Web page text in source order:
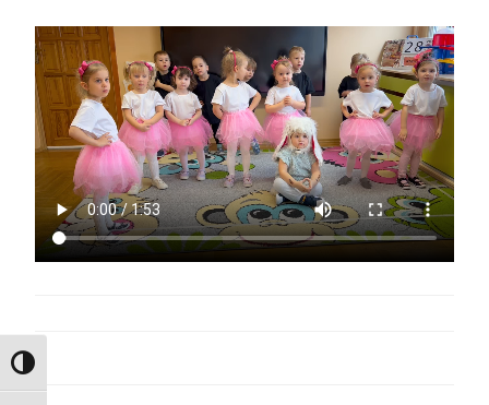
PRZEŁĄCZ WYSOKI KONTRAST
NAWIGACJA
WPISU